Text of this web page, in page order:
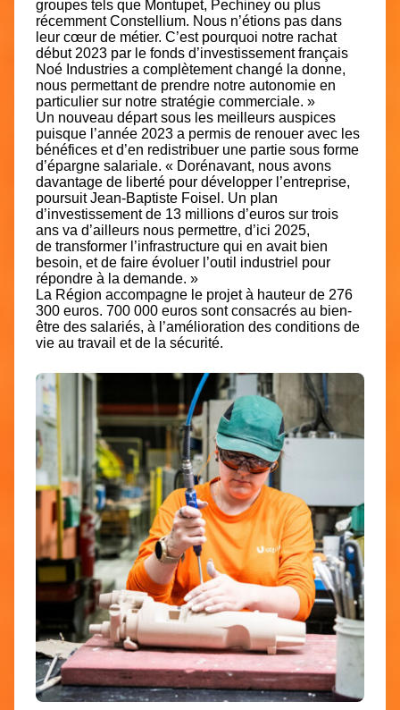
groupes tels que Montupet, Pechiney ou plus
récemment Constellium. Nous n’étions pas dans
leur cœur de métier. C’est pourquoi notre rachat
début 2023 par le fonds d’investissement français
Noé Industries a complètement changé la donne,
nous permettant de prendre notre autonomie en
particulier sur notre stratégie commerciale. »
Un nouveau départ sous les meilleurs auspices
puisque l’année 2023 a permis de renouer avec les
bénéfices et d’en redistribuer une partie sous forme
d’épargne salariale. « Dorénavant, nous avons
davantage de liberté pour développer l’entreprise,
poursuit Jean-Baptiste Foisel. Un plan
d’investissementde 13 millions d’euros sur trois
ans va d’ailleurs nous permettre, d’ici 2025,
de transformer l’infrastructure qui en avait bien
besoin, et de faire évoluer l’outil industriel pour
répondre à la demande. »
La Région accompagne le projet à hauteur de 276
300 euros. 700 000 euros sont consacrés au bien-
être des salariés, à l’amélioration des conditions de
vie au travail et de la sécurité.